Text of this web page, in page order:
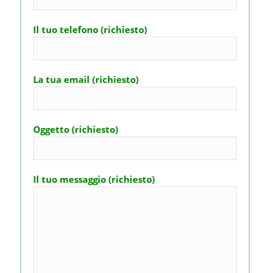
Il tuo telefono (richiesto)
La tua email (richiesto)
Oggetto (richiesto)
Il tuo messaggio (richiesto)